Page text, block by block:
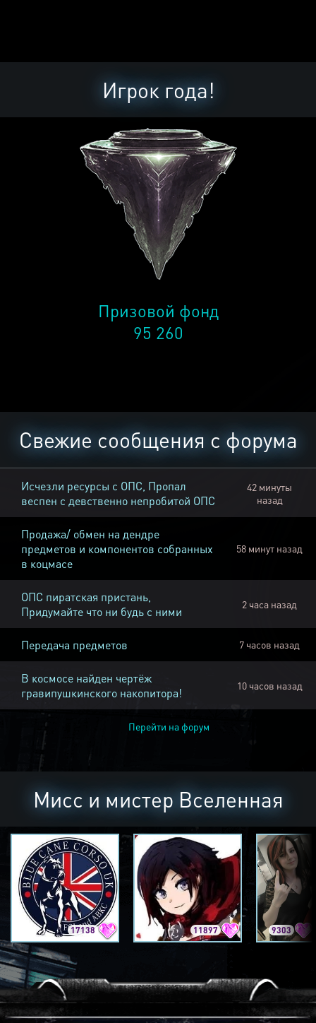
Игрок года!
Призовой фонд
95 260
Свежие сообщения с форума
Исчезли ресурсы с ОПС, Пропал
веспен с девственно непробитой ОПС
42 минуты
назад
Продажа/ обмен на дендре
предметов и компонентов собранных
в коцмасе
58 минут назад
ОПС пиратская пристань,
Придумайте что ни будь с ними
2 часа назад
Передача предметов 7 часов назад
В космосе найден чертёж
гравипушкинского накопитора!
10 часов назад
Перейти на форум
Мисс и мистер Вселенная
17138 11897 9303